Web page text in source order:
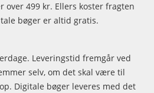
over 499 kr. Ellers koster fragten
bøger er altid gratis.
Leveringstid fremgår ved
selv, om det skal være til
Digitale bøger leveres med det